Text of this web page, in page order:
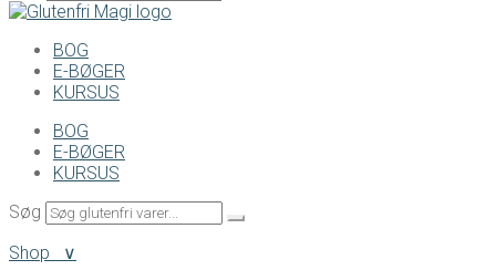
BOG
E-BØGER
KURSUS
BOG
E-BØGER
KURSUS
Søg
Shop ∨